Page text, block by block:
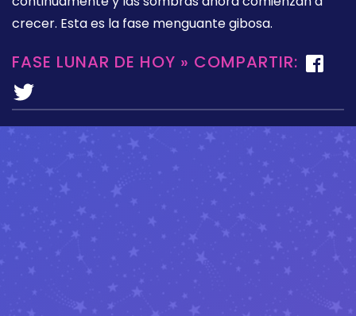
crecer. Esta es la fase menguante gibosa.
FASE LUNAR DE HOY » COMPARTIR: